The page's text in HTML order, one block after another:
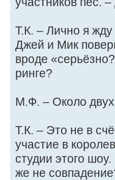
Т.К. – Лично я
Джей и Мик
вроде
ринге?
М.Ф. – Около
Т.К. – Это не в
участие в
студии этого
же не